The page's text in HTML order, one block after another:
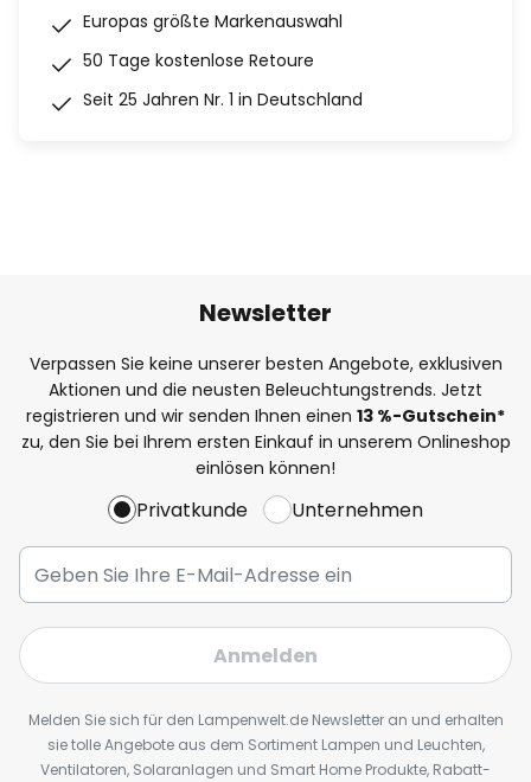
Europas größte Markenauswahl
50 Tage kostenlose Retoure
Seit 25 Jahren Nr. 1 in Deutschland
Newsletter
Verpassen Sie keine unserer besten Angebote, exklusiven
Aktionen und die neusten Beleuchtungstrends. Jetzt
registrieren und wir senden Ihnen einen 13 %-Gutschein*
zu, den Sie bei Ihrem ersten Einkauf in unserem Onlineshop
einlösen können!
Privatkunde Unternehmen
Anmelden
Melden Sie sich für den Lampenwelt.de Newsletter an und erhalten
sie tolle Angebote aus dem Sortiment Lampen und Leuchten,
Ventilatoren, Solaranlagen und Smart Home Produkte, Rabatt-